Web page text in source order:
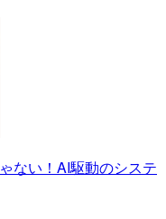
ない！AI駆動のシステ